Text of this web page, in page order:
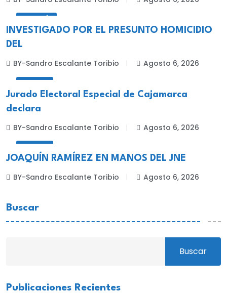
INVESTIGADO POR EL PRESUNTO HOMICIDIO
DEL
BY-Sandro Escalante Toribio Agosto 6, 2026
Jurado Electoral Especial de Cajamarca
declara
BY-Sandro Escalante Toribio Agosto 6, 2026
JOAQUÍN RAMÍREZ EN MANOS DEL JNE
BY-Sandro Escalante Toribio Agosto 6, 2026
Buscar
Buscar
Publicaciones Recientes